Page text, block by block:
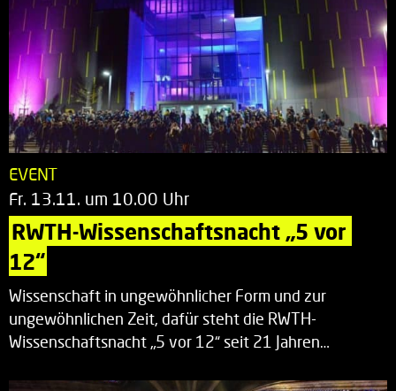
EVENT
Fr. 13.11. um 10.00 Uhr
RWTH-Wissenschaftsnacht „5 vor
12“
Wissenschaft in ungewöhnlicher Form und zur
ungewöhnlichen Zeit, dafür steht die RWTH-
Wissenschaftsnacht „5 vor 12“ seit 21 Jahren…